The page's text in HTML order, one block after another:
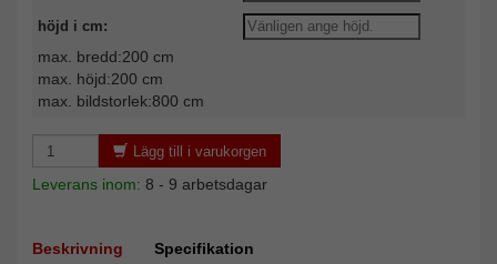
höjd i cm:
max. bredd:200 cm
max. höjd:200 cm
max. bildstorlek:800 cm
Lägg till i varukorgen
Leverans inom: 8 - 9 arbetsdagar
Beskrivning Specifikation